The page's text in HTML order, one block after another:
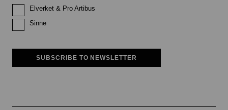
Elverket & Pro Artibus
Sinne
SUBSCRIBE TO NEWSLETTER